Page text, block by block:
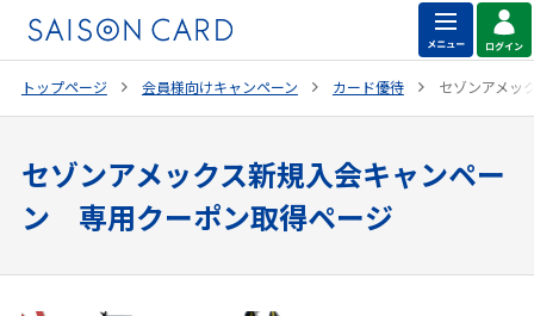
トップページ 会員様向けキャンペーン カード優待 セゾンアメッ
セゾンアメックス新規入会キャンペー
ン 専用クーポン取得ページ